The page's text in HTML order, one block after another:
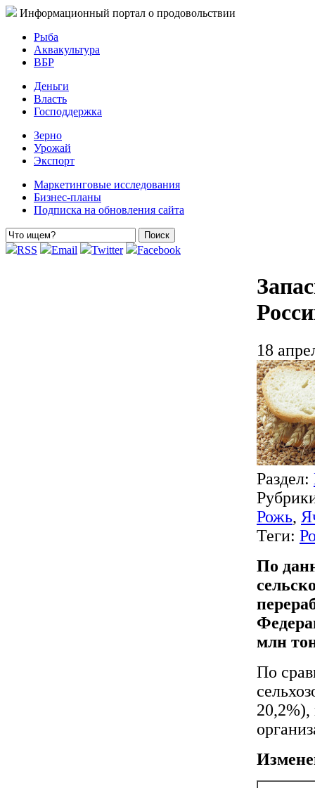
Информационный портал о продовольствии
Рыба
Аквакультура
ВБР
Деньги
Власть
Господдержка
Зерно
Урожай
Экспорт
Маркетинговые исследования
Бизнес-планы
Подписка на обновления сайта
RSS Email Twitter Facebook
18
Раздел:
Рожь,
Теги:
По
млн
По
20,2%),